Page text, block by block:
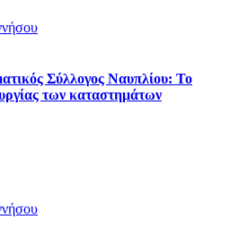
Σύλλογος Ναυπλίου: Το
των καταστημάτων